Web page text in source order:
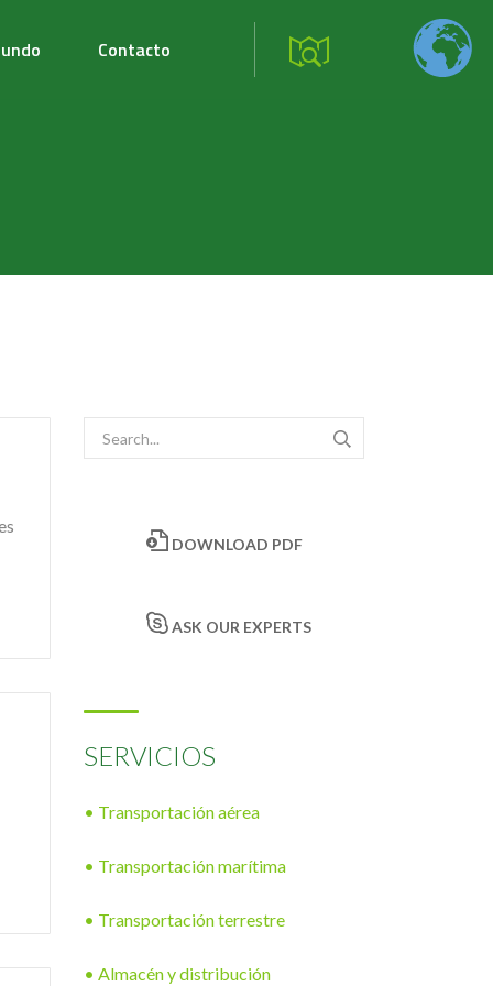
Contacto
DOWNLOAD PDF
ASK OUR EXPERTS
SERVICIOS
• Transportación aérea
• Transportación marítima
• Transportación terrestre
• Almacén y distribución